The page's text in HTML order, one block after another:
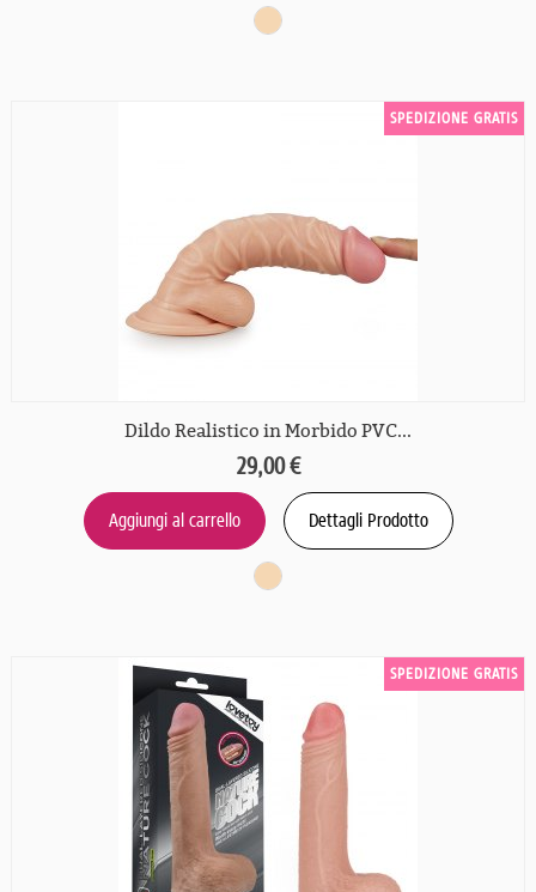
SPEDIZIONE GRATIS
Dildo Realistico in Morbido PVC...
29,00 €
Aggiungi al carrello Dettagli Prodotto
SPEDIZIONE GRATIS